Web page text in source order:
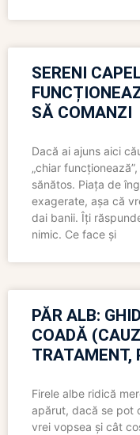
SERENI
SĂ COMANZI
Dacă ai ajuns aici
„chiar
sănătos. Piața de
exagerate, așa că
dai banii. Îți
nimic. Ce face și
PĂR ALB:
COADĂ
TRATAMENT,
Firele albe ridică
apărut, dacă se pot
vrei vopsea și cât